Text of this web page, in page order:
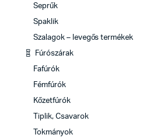
Seprűk
Spaklik
Szalagok – levegős termékek
Fúrószárak
Fafúrók
Fémfúrók
Kőzetfúrók
Tiplik, Csavarok
Tokmányok